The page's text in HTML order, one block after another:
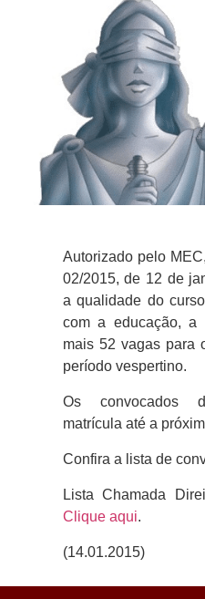
Autorizado pelo
02/2015, de 12 de
a qualidade do
com a educação, a
mais 52 vagas para
período vespertino.
Os convocados
matrícula até a
Confira a lista de
Lista Chamada
Clique aqui.
(14.01.2015)